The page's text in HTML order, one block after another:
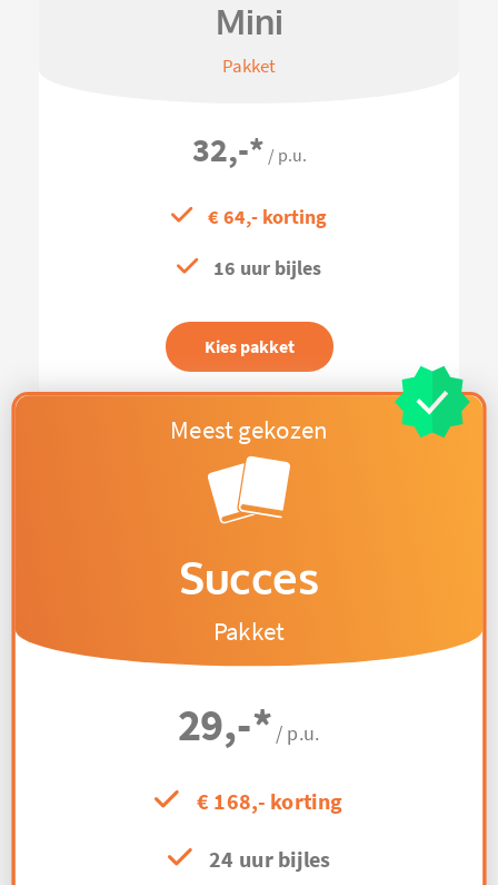
Mini
Pakket
32,-* / p.u.
€ 64,- korting
16 uur bijles
Kies pakket
Succes
Pakket
29,-* / p.u.
€ 168,- korting
24 uur bijles